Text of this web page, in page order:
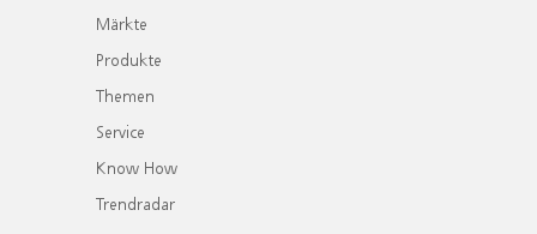
Märkte
Produkte
Themen
Service
Know How
Trendradar